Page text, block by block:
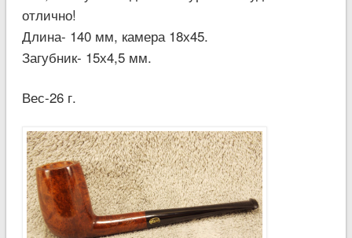
отлично!
Длина- 140 мм, камера 18х45.
Загубник- 15х4,5 мм.
Вес-26 г.